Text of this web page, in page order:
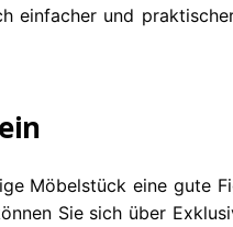
einfacher und
Möbelstück eine gute
Sie sich über